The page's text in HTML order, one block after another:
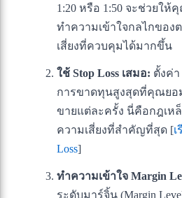
1:20 หรือ 1:50 จะช่วยให้
ทำความเข้าใจกลไกของ
เสี่ยงที่ควบคุมได้มากขึ้น
ใช้ Stop Loss เสมอ: ตั้งค่า
การขาดทุนสูงสุดที่คุณยอ
ขายแต่ละครั้ง นี่คือกฎเห
ความเสี่ยงที่สำคัญที่สุด [
Loss]
ทำความเข้าใจ Margin
ระดับมาร์จิ้น (Margin